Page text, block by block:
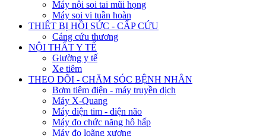
Máy nội soi tai mũi họng
Máy soi vi tuần hoàn
THIẾT BỊ HỒI SỨC - CẤP CỨU
Cáng cứu thương
NỘI THẤT Y TẾ
Giường y tế
Xe tiêm
THEO DÕI - CHĂM SÓC BỆNH NHÂN
Bơm tiêm điện - máy truyền dịch
Máy X-Quang
Máy điện tim - điện não
Máy đo chức năng hô hấp
Máy đo loãng xương